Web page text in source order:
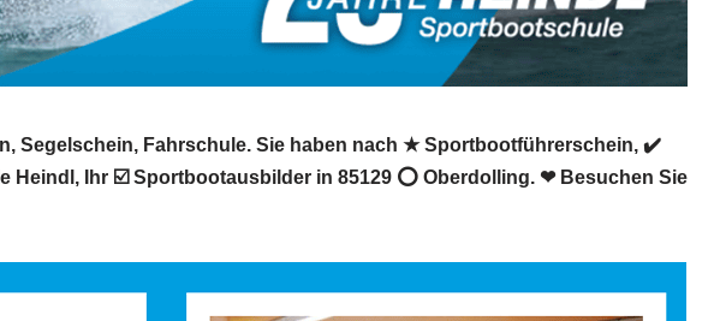
Segelschein, Fahrschule. Sie haben nach ★ Sportbootführerschein, ✔️
Ihr ☑️ Sportbootausbilder in 85129 ⭕ Oberdolling. ❤ Besuchen Sie